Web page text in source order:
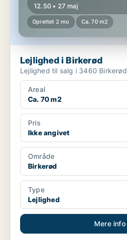
12.50 • 27 maj
Oprettet 2 mo Ca. 70 m2
Lejlighed i Birkerød
Lejlighed til salg i 3460 Birkerød
Areal
Ca. 70 m2
Pris
Ikke angivet
Område
Birkerød
Type
Lejlighed
Mere info